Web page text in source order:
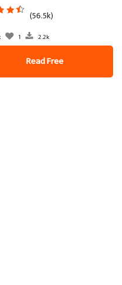
(56.5k)
1 2.2k
Read Free